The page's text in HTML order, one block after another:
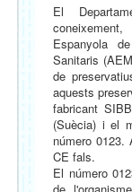
El
Espanyola
Sanitaris
de
aquests
fabricant
(Suècia) i el
número 0123.
CE fals.
El número